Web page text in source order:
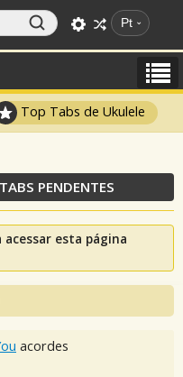
Pt
Top Tabs de Ukulele
PENDENTES
esta página
acordes